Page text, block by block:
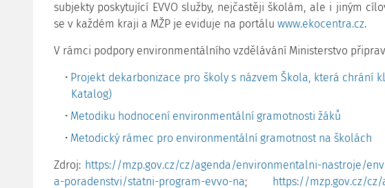
subjekty poskytující EVVO služby, nejčastěji školám, ale i jiným
se v každém kraji a MŽP je eviduje na portálu www.ekocentra.cz.
V rámci podpory environmentálního vzdělávání Ministerstvo
Projekt dekarbonizace pro školy s názvem Škola, která chrání
Katalog)
Metodiku hodnocení environmentální gramotnosti žáků
Metodický rámec pro environmentální gramotnost na školách
Zdroj: https://mzp.gov.cz/cz/agenda/environmentalni-nastroje/
a-poradenstvi/statni-program-evvo-na; https://mzp.gov.cz/